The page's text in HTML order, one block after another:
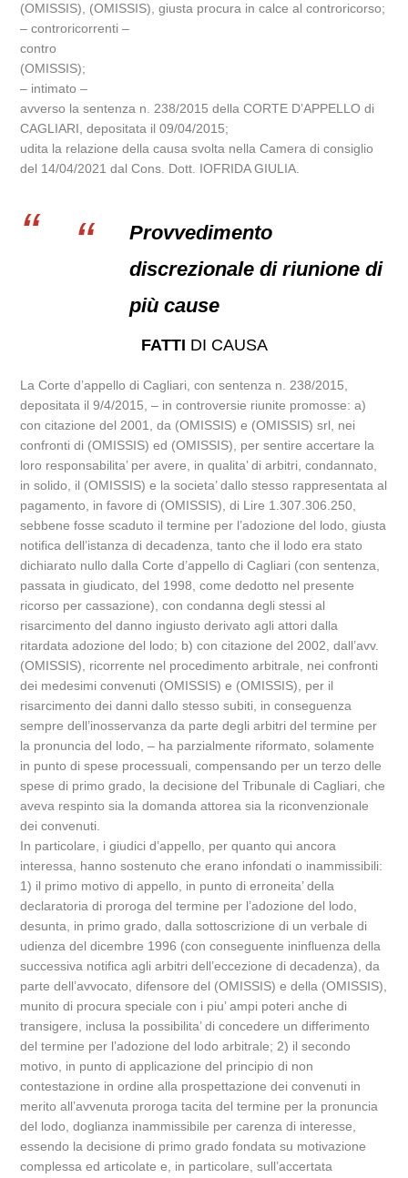
(OMISSIS), (OMISSIS), giusta procura in calce al controricorso;
– controricorrenti –
contro
(OMISSIS);
– intimato –
avverso la sentenza n. 238/2015 della CORTE D’APPELLO di
CAGLIARI, depositata il 09/04/2015;
udita la relazione della causa svolta nella Camera di consiglio
del 14/04/2021 dal Cons. Dott. IOFRIDA GIULIA.
Provvedimento
discrezionale di riunione di
più cause
FATTI DI CAUSA
La Corte d’appello di Cagliari, con sentenza n. 238/2015,
depositata il 9/4/2015, – in controversie riunite promosse: a)
con citazione del 2001, da (OMISSIS) e (OMISSIS) srl, nei
confronti di (OMISSIS) ed (OMISSIS), per sentire accertare la
loro responsabilita’ per avere, in qualita’ di arbitri, condannato,
in solido, il (OMISSIS) e la societa’ dallo stesso rappresentata al
pagamento, in favore di (OMISSIS), di Lire 1.307.306.250,
sebbene fosse scaduto il termine per l’adozione del lodo, giusta
notifica dell’istanza di decadenza, tanto che il lodo era stato
dichiarato nullo dalla Corte d’appello di Cagliari (con sentenza,
passata in giudicato, del 1998, come dedotto nel presente
ricorso per cassazione), con condanna degli stessi al
risarcimento del danno ingiusto derivato agli attori dalla
ritardata adozione del lodo; b) con citazione del 2002, dall’avv.
(OMISSIS), ricorrente nel procedimento arbitrale, nei confronti
dei medesimi convenuti (OMISSIS) e (OMISSIS), per il
risarcimento dei danni dallo stesso subiti, in conseguenza
sempre dell’inosservanza da parte degli arbitri del termine per
la pronuncia del lodo, – ha parzialmente riformato, solamente
in punto di spese processuali, compensando per un terzo delle
spese di primo grado, la decisione del Tribunale di Cagliari, che
aveva respinto sia la domanda attorea sia la riconvenzionale
dei convenuti.
In particolare, i giudici d’appello, per quanto qui ancora
interessa, hanno sostenuto che erano infondati o inammissibili:
1) il primo motivo di appello, in punto di erroneita’ della
declaratoria di proroga del termine per l’adozione del lodo,
desunta, in primo grado, dalla sottoscrizione di un verbale di
udienza del dicembre 1996 (con conseguente ininfluenza della
successiva notifica agli arbitri dell’eccezione di decadenza), da
parte dell’avvocato, difensore del (OMISSIS) e della (OMISSIS),
munito di procura speciale con i piu’ ampi poteri anche di
transigere, inclusa la possibilita’ di concedere un differimento
del termine per l’adozione del lodo arbitrale; 2) il secondo
motivo, in punto di applicazione del principio di non
contestazione in ordine alla prospettazione dei convenuti in
merito all’avvenuta proroga tacita del termine per la pronuncia
del lodo, doglianza inammissibile per carenza di interesse,
essendo la decisione di primo grado fondata su motivazione
complessa ed articolate e, in particolare, sull’accertata